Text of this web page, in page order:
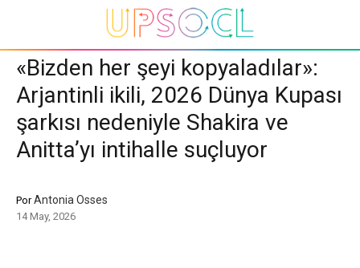
«Bizden her şeyi kopyaladılar»:
Arjantinli ikili, 2026 Dünya Kupası
şarkısı nedeniyle Shakira ve
Anitta’yı intihalle suçluyor
PorAntonia Osses
14 May, 2026